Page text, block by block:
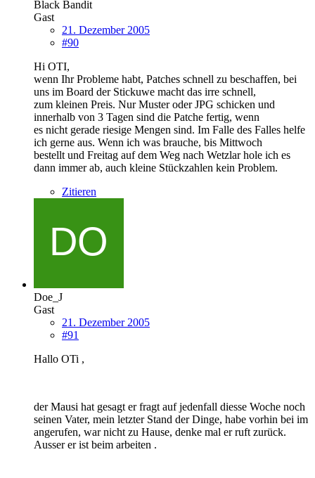
Black Bandit
Gast
21. Dezember 2005
#90
Hi OTI,
wenn Ihr Probleme habt, Patches schnell zu beschaffen, bei
uns im Board der Stickuwe macht das irre schnell,
zum kleinen Preis. Nur Muster oder JPG schicken und
innerhalb von 3 Tagen sind die Patche fertig, wenn
es nicht gerade riesige Mengen sind. Im Falle des Falles helfe
ich gerne aus. Wenn ich was brauche, bis Mittwoch
bestellt und Freitag auf dem Weg nach Wetzlar hole ich es
dann immer ab, auch kleine Stückzahlen kein Problem.
Zitieren
Doe_J
Gast
21. Dezember 2005
#91
Hallo OTi ,
der Mausi hat gesagt er fragt auf jedenfall diesse Woche noch
seinen Vater, mein letzter Stand der Dinge, habe vorhin bei im
angerufen, war nicht zu Hause, denke mal er ruft zurück.
Ausser er ist beim arbeiten .